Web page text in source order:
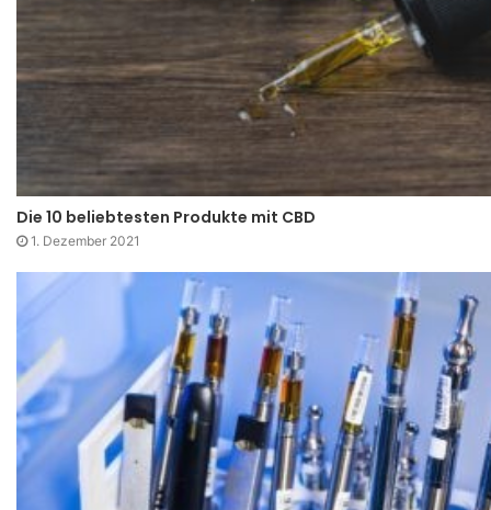
Die 10 beliebtesten Produkte mit CBD
1. Dezember 2021